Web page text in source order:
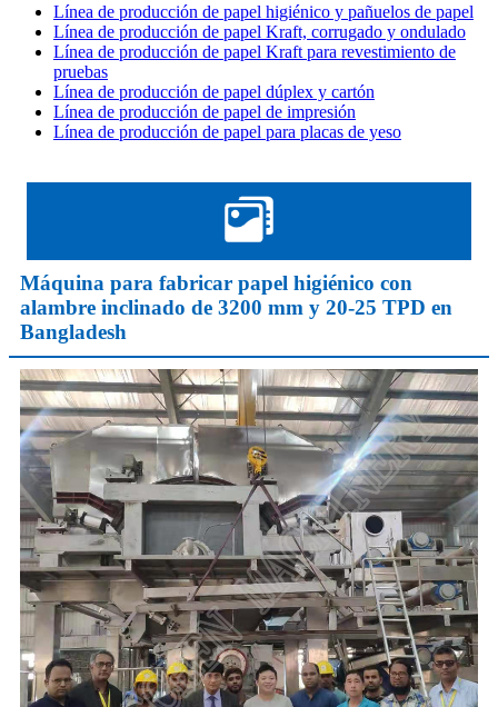
Línea de producción de papel higiénico y pañuelos de papel
Línea de producción de papel Kraft, corrugado y ondulado
Línea de producción de papel Kraft para revestimiento de
pruebas
Línea de producción de papel dúplex y cartón
Línea de producción de papel de impresión
Línea de producción de papel para placas de yeso
Máquina para fabricar papel higiénico con
alambre inclinado de 3200 mm y 20-25 TPD en
Bangladesh